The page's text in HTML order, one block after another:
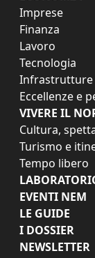
Imprese
Finanza
Lavoro
Tecnologia
Infrastrutture
Eccellenze e
VIVERE IL
Cultura,
Turismo e
Tempo libero
EVENTI NEM
LE GUIDE
I DOSSIER
NEWSLETTER